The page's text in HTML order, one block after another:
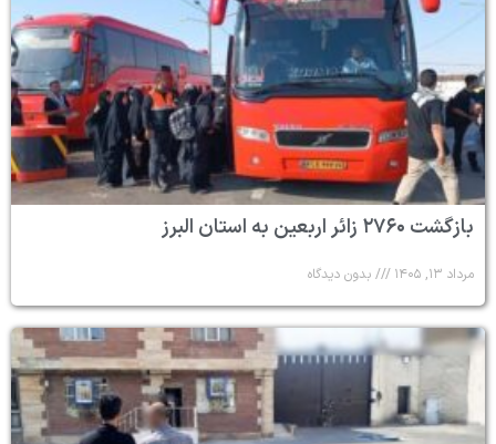
بازگشت ۲۷۶۰ زائر اربعین به استان البرز
مرداد ۱۳, ۱۴۰۵ بدون دیدگاه